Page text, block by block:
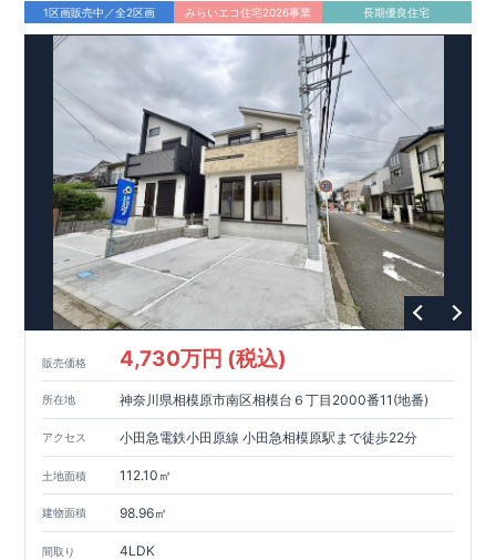
1区画販売中／全2区画 みらいエコ住宅2026事業 長期優良住宅
販売価格 4,730万円 (税込)
所在地 神奈川県相模原市南区相模台６丁目2000番11(地番)
アクセス 小田急電鉄小田原線 小田急相模原駅まで徒歩22分
土地面積 112.10㎡
建物面積 98.96㎡
間取り 4LDK